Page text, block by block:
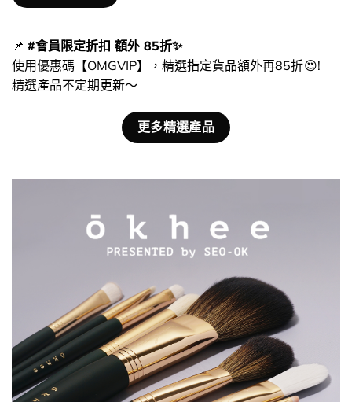
📌 #會員限定折扣 額外 85折✨
使用優惠碼【OMGVIP】，精選指定貨品額外再85折 😍!
精選產品不定期更新～
更多精選產品